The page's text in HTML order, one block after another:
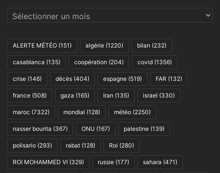
Archives
ALERTE MÉTÉO (151) algérie (1220) bilan (232)
casablanca (135) coopération (204) covid (1356)
crise (146) décès (404) espagne (519) FAR (132)
france (508) gaza (165) Iran (135) israel (330)
maroc (7322) mondial (128) météo (2250)
nasser bourita (367) ONU (167) palestine (139)
polisario (293) rabat (128) Roi (280)
ROI MOHAMMED VI (329) russie (177) sahara (471)